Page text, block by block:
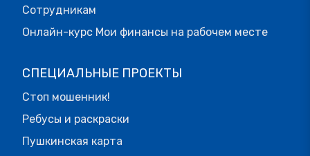
Сотрудникам
Онлайн-курс Мои финансы на рабочем месте
СПЕЦИАЛЬНЫЕ ПРОЕКТЫ
Стоп мошенник!
Ребусы и раскраски
Пушкинская карта